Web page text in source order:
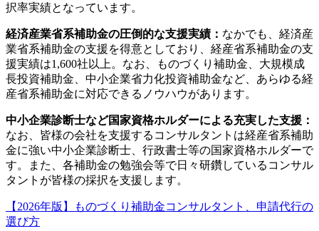
択率実績となっています。
経済産業省系補助金の圧倒的な支援実績： なかでも、経済産
業省系補助金の支援を得意としており、経産省系補助金の支
援実績は1,600社以上。なお、ものづくり補助金、大規模成
長投資補助金、中小企業省力化投資補助金など、あらゆる経
産省系補助金に対応できるノウハウがあります。
中小企業診断士など国家資格ホルダーによる充実した支援：
なお、皆様の会社を支援するコンサルタントは経産省系補助
金に強い中小企業診断士、行政書士等の国家資格ホルダーで
す。また、各補助金の勉強会等で日々研鑽しているコンサル
タントが皆様の採択を支援します。
【2026年版】ものづくり補助金コンサルタント、申請代行の
選び方